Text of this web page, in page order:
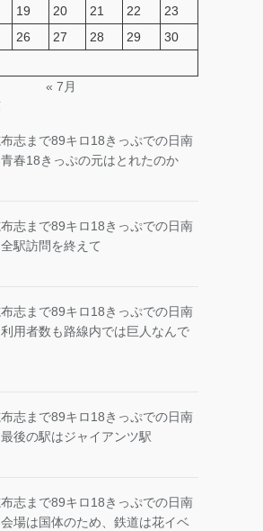
19 20 21 22
23
26 27 28 29
30
« 7月
志まで89キロ18きっぷでの日南
春18きっぷの元はとれたのか
志まで89キロ18きっぷでの日南
駅訪問を終えて
志まで89キロ18きっぷでの日南
用者数も路線内では巨人なんで
志まで89キロ18きっぷでの日南
後の駅はジャイアンツ駅
志まで89キロ18きっぷでの日南
場は国体のため、鉄道は花イベ